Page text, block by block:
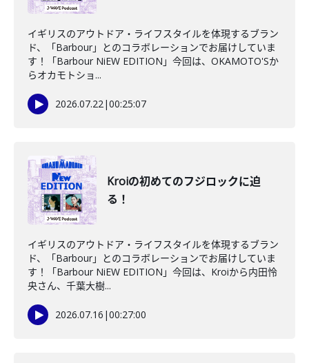
イギリスのアウトドア・ライフスタイルを体現するブラン
ド、「Barbour」とのコラボレーションでお届けしていま
す！「Barbour NiEW EDITION」今回は、OKAMOTO'Sか
らオカモトショ...
2026.07.22|00:25:07
Kroiの初めてのフジロックに迫
る！
イギリスのアウトドア・ライフスタイルを体現するブラン
ド、「Barbour」とのコラボレーションでお届けしていま
す！「Barbour NiEW EDITION」今回は、Kroiから内田怜
央さん、千葉大樹...
2026.07.16 |00:27:00